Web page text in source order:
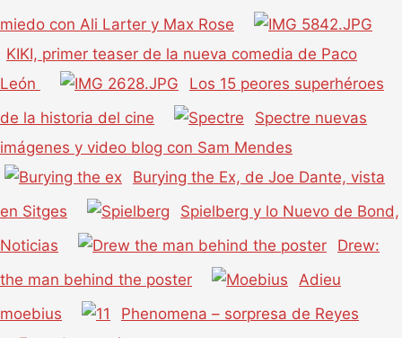
miedo con Ali Larter y Max Rose
KIKI, primer teaser de la nueva comedia de Paco
León
Los 15 peores superhéroes
de la historia del cine
Spectre nuevas
imágenes y video blog con Sam Mendes
Burying the Ex, de Joe Dante, vista
en Sitges
Spielberg y lo Nuevo de Bond,
Noticias
Drew:
the man behind the poster
Adieu
moebius
Phenomena – sorpresa de Reyes